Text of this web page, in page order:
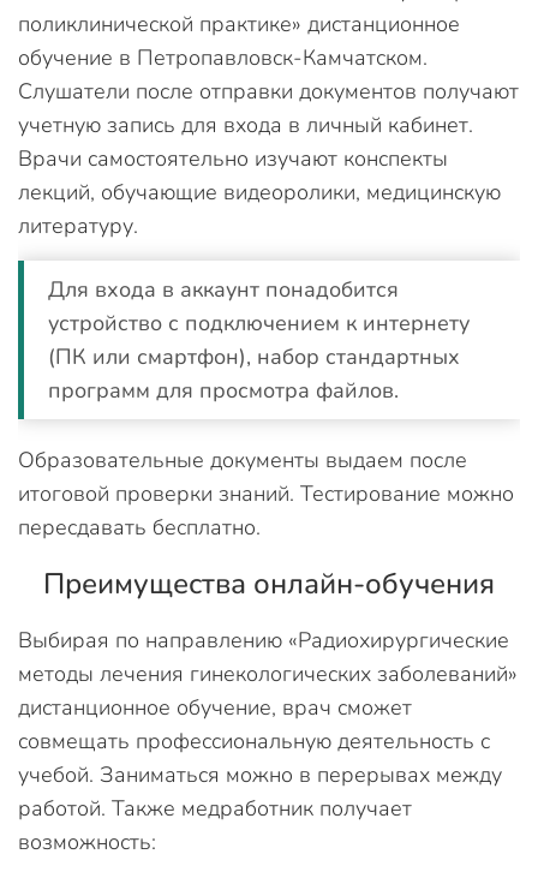
поликлинической практике» дистанционное
обучение в Петропавловск-Камчатском.
Слушатели после отправки документов получают
учетную запись для входа в личный кабинет.
Врачи самостоятельно изучают конспекты
лекций, обучающие видеоролики, медицинскую
литературу.
Для входа в аккаунт понадобится
устройство с подключением к интернету
(ПК или смартфон), набор стандартных
программ для просмотра файлов.
Образовательные документы выдаем после
итоговой проверки знаний. Тестирование можно
пересдавать бесплатно.
Преимущества онлайн-обучения
Выбирая по направлению «Радиохирургические
методы лечения гинекологических заболеваний»
дистанционное обучение, врач сможет
совмещать профессиональную деятельность с
учебой. Заниматься можно в перерывах между
работой. Также медработник получает
возможность: